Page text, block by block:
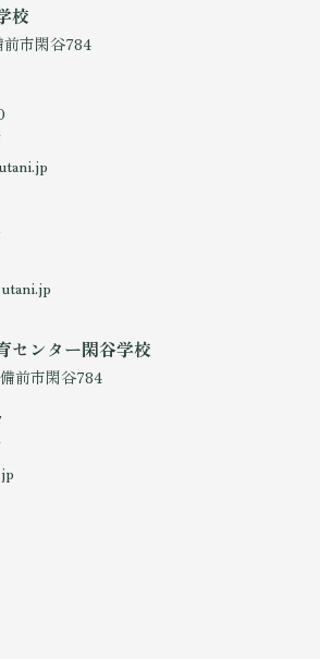
校
市閑谷784
センター閑谷学校
前市閑谷784